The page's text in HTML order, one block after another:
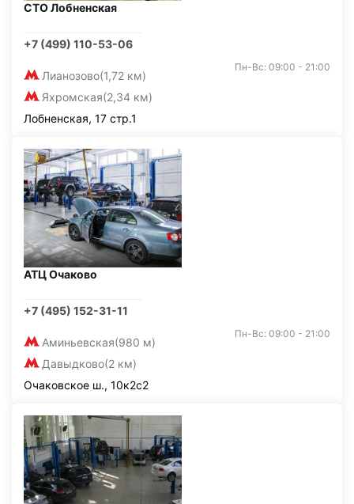
СТО Лобненская
+7 (499) 110-53-06
Лианозово(1,72 км)
Яхромская(2,34 км)
Пн-Вс: 09:00 - 21:00
Лобненская, 17 стр.1
АТЦ Очаково
+7 (495) 152-31-11
Аминьевская(980 м)
Давыдково(2 км)
Пн-Вс: 09:00 - 21:00
Очаковское ш., 10к2с2